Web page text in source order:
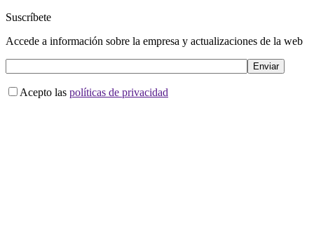
Suscríbete
Accede a información sobre la empresa y actualizaciones de la web
Acepto las políticas de privacidad